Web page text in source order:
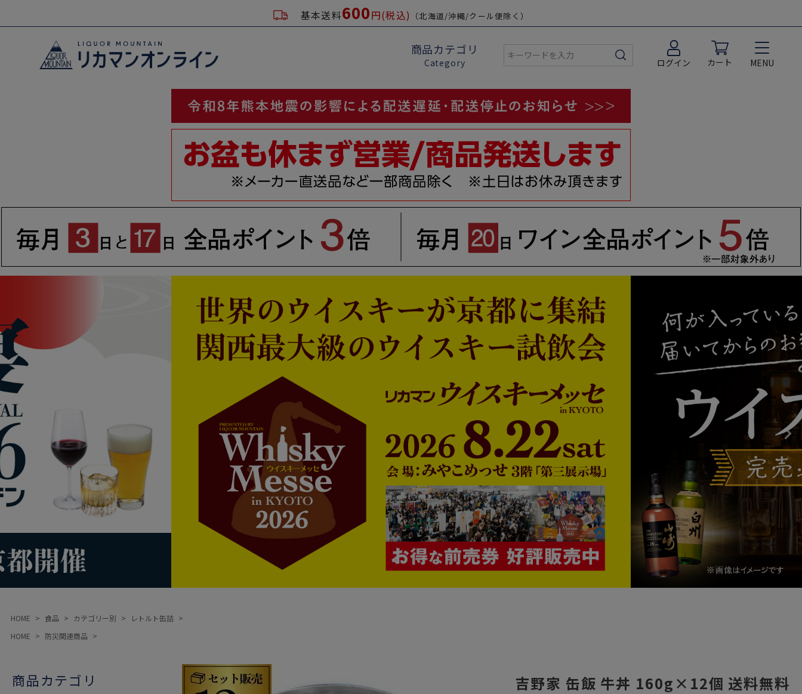
基本送料600円(税込) （北海道/沖縄/クール便除く）
商品カテゴリ
Category ログイン カート MENU
HOME 食品 カテゴリー別
レトルト缶詰
HOME
防災関連商品
商品カテゴリ
吉野家 缶飯 牛丼 160g×12個 送料無料